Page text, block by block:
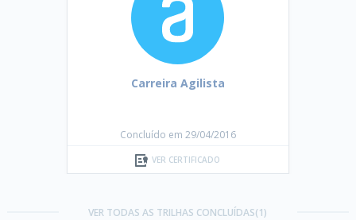
Carreira Agilista
Concluído em 29/04/2016
VER CERTIFICADO
VER TODAS AS TRILHAS CONCLUÍDAS(1)